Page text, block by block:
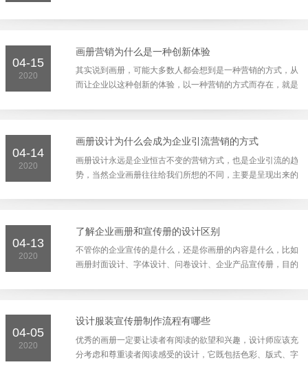
04-15
2020
画册营销为什么是一种创新体验
其实说到画册，可能大多数人都会想到是一种营销的方式，从
而让企业以这种创新的体验，以一种营销的方式而存在，就是
04-14
2020
画册设计为什么会成为企业引流营销的方式
画册设计永远是企业恒古不变的营销方式，也是企业引流的趋
势，当然企业画册往往给我们所想的不同，主要是呈现出来的
04-13
2020
了解企业画册和宣传册的设计区别
不管你的企业宣传的是什么，还是你画册的内容是什么，比如
画册封面设计、字体设计、问卷设计、企业产品宣传册，目的
04-05
2020
设计服装宣传册制作流程有哪些
优秀的画册一定要让读者有阅读的欲望和兴趣，设计师应该充
分考虑和尊重读者阅读感受的设计，它既包括色彩、版式、字